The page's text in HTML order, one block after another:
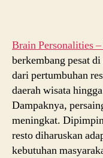
Brain Personalities –
berkembang pesat
dari pertumbuhan
daerah wisata
Dampaknya,
meningkat.
resto diharuskan
kebutuhan